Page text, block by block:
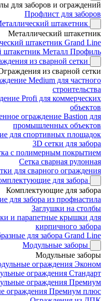
для заборов и ограждений
Профлист для заборов
штакетник
Металлический штакетник
штакетник Grand Line
штакетник Металл Профиль
из сварной сетки
из сварной сетки
Medium для частного
строительства
Profi для коммерческих
объектов
ограждение Bastion для
промышленных объектов
для спортивных площадок
3D сетки для забора
с полимерным покрытием
Сетка сварная рулонная
для сварного ограждения
для забора
Комплектующие для забора
для забора из профнастила
Заглушки на столбы
и парапетные крышки для
кирпичного забора
для забора Grand Line
Модульные заборы
Модульные заборы
ограждения Эконом
ограждения Стандарт
ограждения Премиум
ограждения Премиум плюс